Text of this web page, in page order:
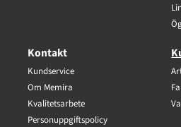
Kontakt
Kundservice
Om Memira
Kvalitetsarbete
Personuppgiftspolicy